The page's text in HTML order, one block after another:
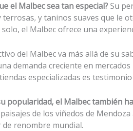
el Malbec sea tan especial?Su
terrosas, y taninos suaves que le
el Malbec ofrece una
del Malbec va más allá de su
demanda creciente en
especializadas es
popularidad, el Malbec también
de los viñedos de
de renombre mundial.